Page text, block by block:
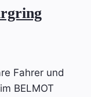
Fahrer und
BELMOT